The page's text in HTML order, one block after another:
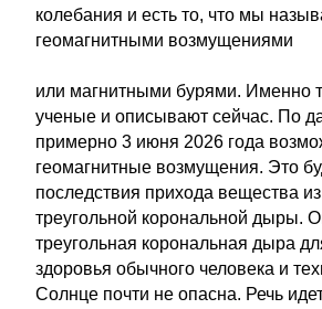
колебания и есть то, что мы
геомагнитными возмущениями
или магнитными бурями. Именно
ученые и описывают сейчас. По
примерно 3 июня 2026 года
геомагнитные возмущения. Это
последствия прихода вещества из
треугольной корональной дыры.
треугольная корональная дыра
здоровья обычного человека и
Солнце почти не опасна. Речь